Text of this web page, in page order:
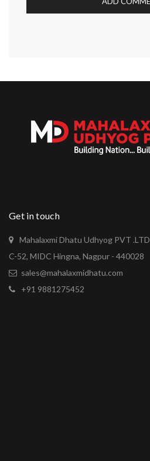
Get in touch
Mahalaxmi Dhatu Udhyog PVT .LTD
C-52, MIDC Hingna, Nagpur - 440028
sales@mahalaxmidhatu.com
+91 9881275452